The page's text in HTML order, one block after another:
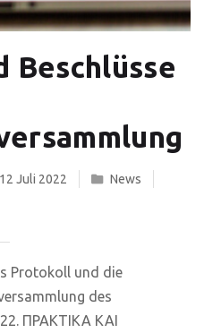
Beschlüsse
12 Juli 2022
News
Protokoll und die
des
ΠΡΑΚΤΙΚΑ ΚΑΙ